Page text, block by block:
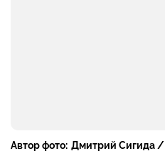
Автор фото: Дмитрий Сигида /